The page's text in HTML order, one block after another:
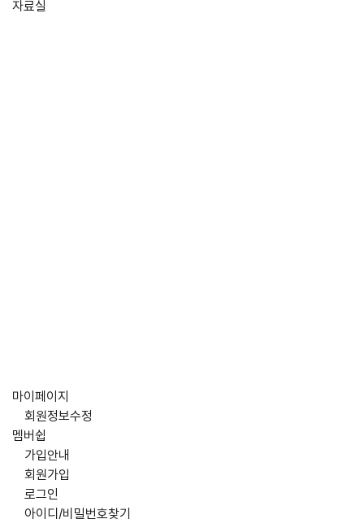
자료실
마이페이지
회원정보수정
멤버쉽
가입안내
회원가입
로그인
아이디/비밀번호찾기